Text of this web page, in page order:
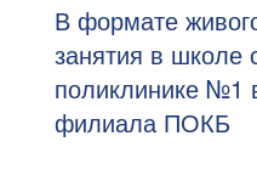
В формате
занятия в школе
поликлинике №1
филиала ПОКБ